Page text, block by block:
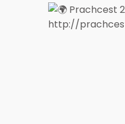
Prachcest
http://